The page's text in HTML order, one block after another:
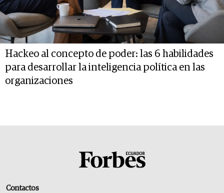
Hackeo al concepto de poder: las 6 habilidades
para desarrollar la inteligencia política en las
organizaciones
Contactos